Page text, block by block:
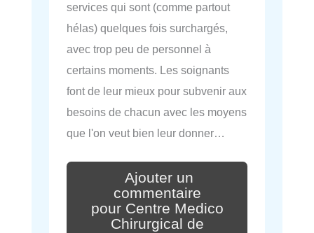
services qui sont (comme partout
hélas) quelques fois surchargés,
avec trop peu de personnel à
certains moments. Les soignants
font de leur mieux pour subvenir aux
besoins de chacun avec les moyens
que l'on veut bien leur donner…
Ajouter un
commentaire
pour Centre Medico
Chirurgical de